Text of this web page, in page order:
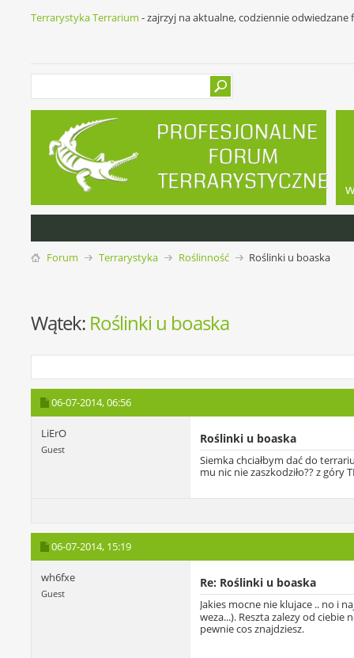
Terrarystyka Terrarium - zajrzyj na aktualne, codziennie
Forum Terrarystyka Roślinność Roślinki u boaska
Wątek: Roślinki u boaska
06-07-2014,06:56
LiErO
Guest
Roślinki u boaska
Siemka chciałbym dać do
mu nic nie zaszkodziło?? z góry
06-07-2014, 15:19
wh6fxe
Guest
Re: Roślinki u boaska
Jakies mocne nie klujace .. no i
weza...). Reszta zalezy od
pewnie cos znajdziesz.